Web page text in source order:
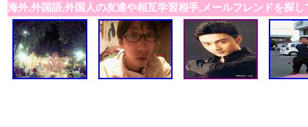
海外,外国語,外国人の友達や相互学習相手,メールフレンドを探し